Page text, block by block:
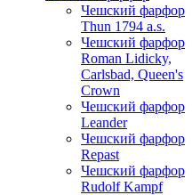
Чешский фарфор
Thun 1794 a.s.
Чешский фарфор
Roman Lidicky,
Carlsbad, Queen's
Crown
Чешский фарфор
Leander
Чешский фарфор
Repast
Чешский фарфор
Rudolf Kampf